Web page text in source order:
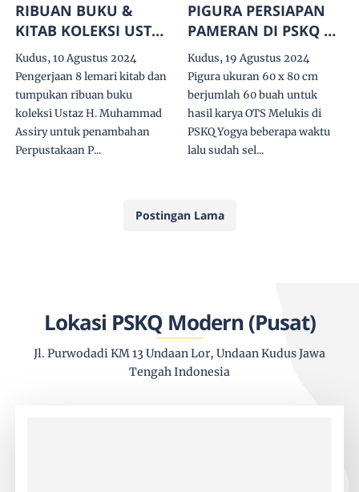
RIBUAN BUKU &
KITAB KOLEKSI USTAZ
MUHAMMAD ASSIRY
UNTUK
PERPUSTAKAAN DI
PSKQ & CABANGNYA.
Kudus, 10 Agustus 2024
Pengerjaan 8 lemari kitab dan
tumpukan ribuan buku
koleksi Ustaz H. Muhammad
Assiry untuk penambahan
Perpustakaan P...
PIGURA PERSIAPAN
PAMERAN DI PSKQ 4
& ASSIRY ART SPACE
YOGYAKARTA
Kudus, 19 Agustus 2024
Pigura ukuran 60 x 80 cm
berjumlah 60 buah untuk
hasil karya OTS Melukis di
PSKQ Yogya beberapa waktu
lalu sudah sel...
Postingan Lama
Lokasi PSKQ Modern (Pusat)
Jl. Purwodadi KM 13 Undaan Lor, Undaan Kudus Jawa
Tengah Indonesia